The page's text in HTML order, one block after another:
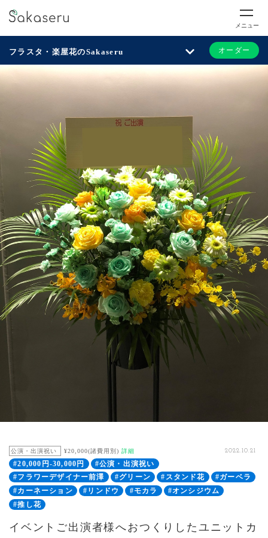
メニュー
フラスタ・楽屋花のSakaseru オーダー
公演・出演祝い ¥20,000(諸費用別) 詳細 2022.10.21
#20,000円-30,000円
#公演・出演祝い
#フラワーデザイナー前澤
#グリーン #スタンド花
#ガーベラ
#カーネーション
#リンドウ #モカラ
#オンシジウム
#推し花
イベントご出演者様へおつくりしたユニットカ